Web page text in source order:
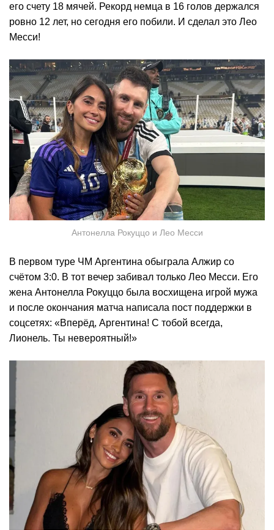
его счету 18 мячей. Рекорд немца в 16 голов держался
ровно 12 лет, но сегодня его побили. И сделал это Лео
Месси!
Антонелла Рокуццо и Лео Месси
В первом туре ЧМ Аргентина обыграла Алжир со
счётом 3:0. В тот вечер забивал только Лео Месси. Его
жена Антонелла Рокуццо была восхищена игрой мужа
и после окончания матча написала пост поддержки в
соцсетях: «Вперёд, Аргентина! С тобой всегда,
Лионель. Ты невероятный!»